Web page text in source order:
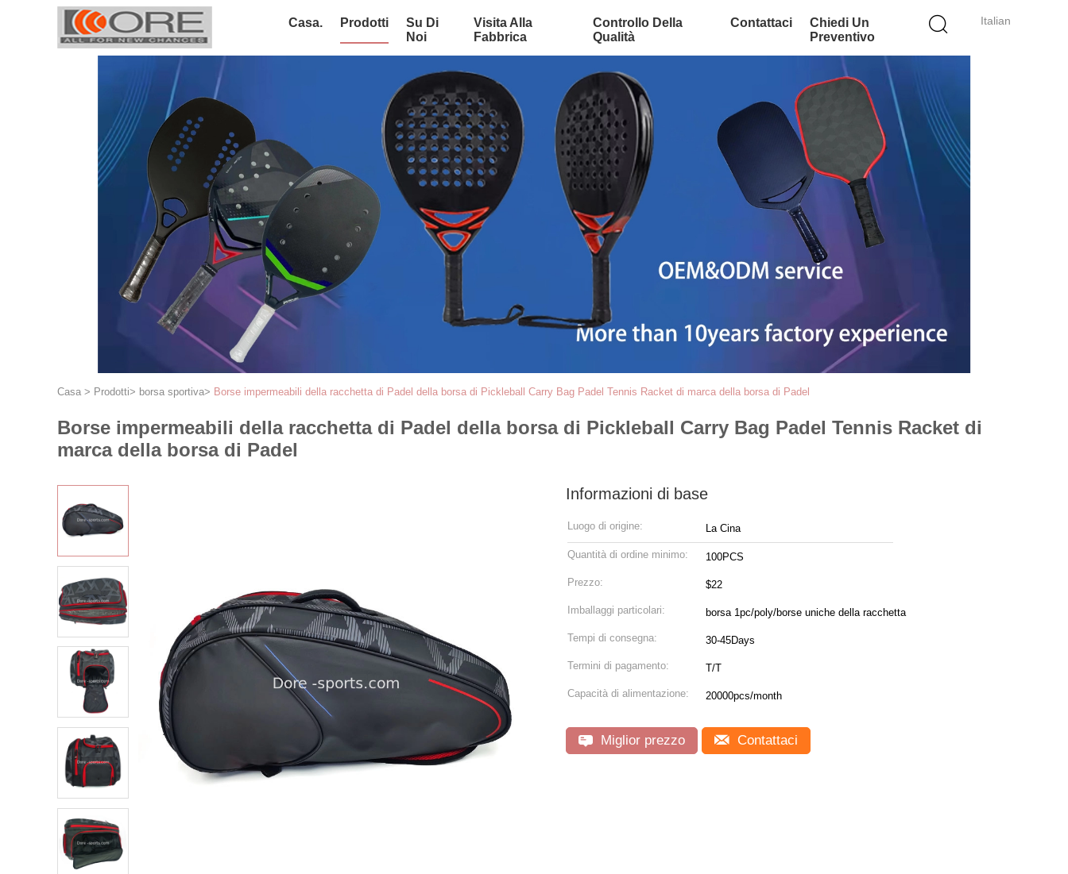
Italian
Casa. Prodotti
Su Di
Noi
Visita Alla
Fabbrica
Controllo Della
Qualità
Contattaci
Chiedi Un
Preventivo
Casa > Prodotti> borsa sportiva> Borse impermeabili della racchetta di Padel della borsa di Pickleball Carry Bag Padel Tennis Racket di marca della borsa di Padel
Borse impermeabili della racchetta di Padel della borsa di Pickleball Carry Bag Padel Tennis Racket di
marca della borsa di Padel
Informazioni di base
Luogo di origine: La Cina
Quantità di ordine minimo: 100PCS
Prezzo: $22
Imballaggi particolari: borsa 1pc/poly/borse uniche della racchetta
Tempi di consegna: 30-45Days
Termini di pagamento: T/T
Capacità di alimentazione: 20000pcs/month
Miglior prezzo Contattaci